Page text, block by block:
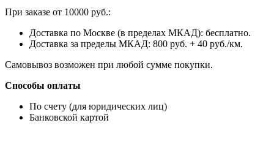
При заказе от 10000 руб.:
Доставка по Москве (в пределах МКАД): бесплатно.
Доставка за пределы МКАД: 800 руб. + 40 руб./км.
Самовывоз возможен при любой сумме покупки.
Способы оплаты
По счету (для юридических лиц)
Банковской картой